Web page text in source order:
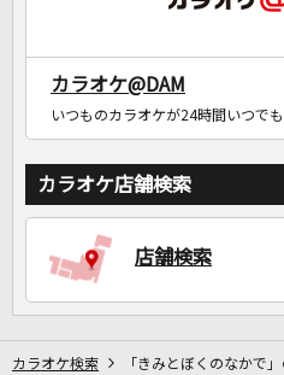
カラオケ@DAM
いつものカラオケが24時間いつで
カラオケ店舗検索
店舗検索
カラオケ検索 「きみとぼくのなかで」